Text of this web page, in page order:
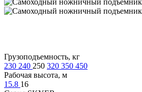
Грузоподъемность, кг
230 240 250 320 350 450
Рабочая высота, м
15.8 16